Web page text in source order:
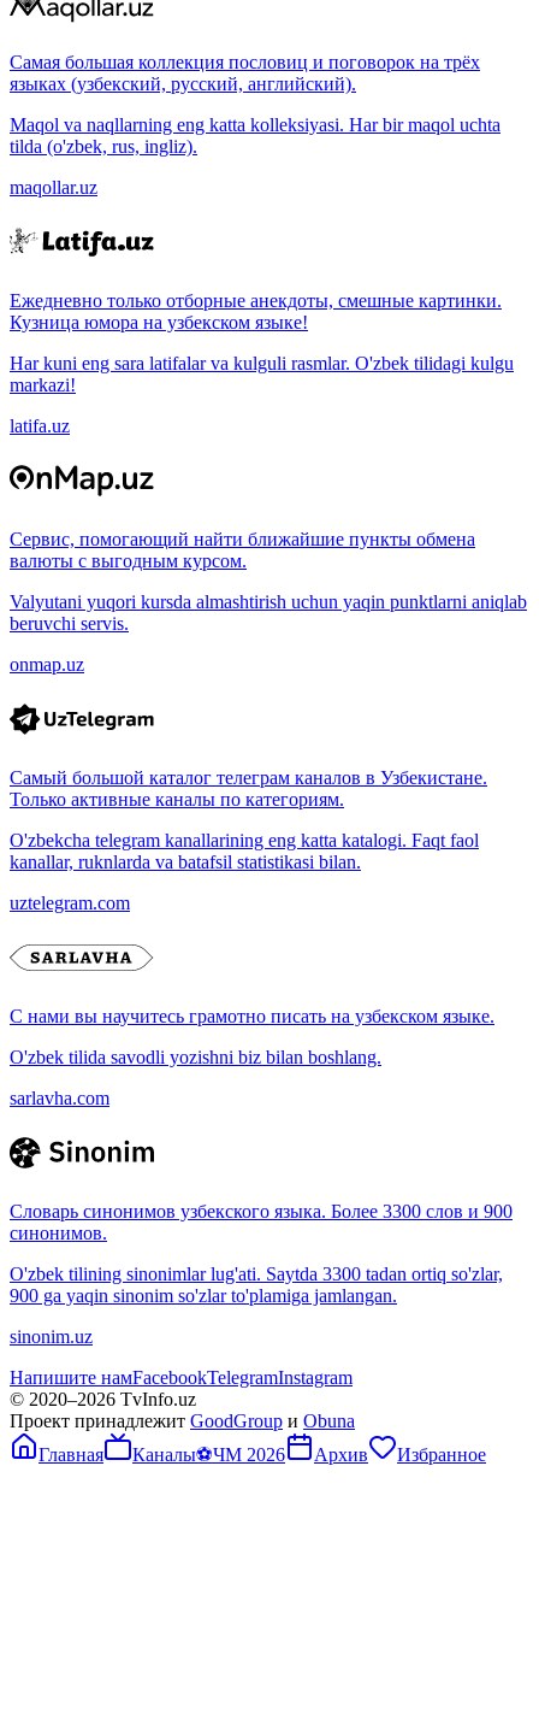
Самая большая коллекция пословиц и поговорок на трёх
языках (узбекский, русский, английский).
Maqol va naqllarning eng katta kolleksiyasi. Har bir maqol uchta
tilda (o'zbek, rus, ingliz).
maqollar.uz
Ежедневно только отборные анекдоты, смешные картинки.
Кузница юмора на узбекском языке!
Har kuni eng sara latifalar va kulguli rasmlar. O'zbek tilidagi kulgu
markazi!
latifa.uz
Сервис, помогающий найти ближайшие пункты обмена
валюты с выгодным курсом.
Valyutani yuqori kursda almashtirish uchun yaqin punktlarni aniqlab
beruvchi servis.
onmap.uz
Самый большой каталог телеграм каналов в Узбекистане.
Только активные каналы по категориям.
O'zbekcha telegram kanallarining eng katta katalogi. Faqt faol
kanallar, ruknlarda va batafsil statistikasi bilan.
uztelegram.com
С нами вы научитесь грамотно писать на узбекском языке.
O'zbek tilida savodli yozishni biz bilan boshlang.
sarlavha.com
Словарь синонимов узбекского языка. Более 3300 слов и 900
синонимов.
O'zbek tilining sinonimlar lug'ati. Saytda 3300 tadan ortiq so'zlar,
900 ga yaqin sinonim so'zlar to'plamiga jamlangan.
sinonim.uz
Напишите намFacebookTelegramInstagram
© 2020–2026 TvInfo.uz
Проект принадлежит GoodGroup и Obuna
Главная
Каналы⚽ЧМ 2026 Архив Избранное